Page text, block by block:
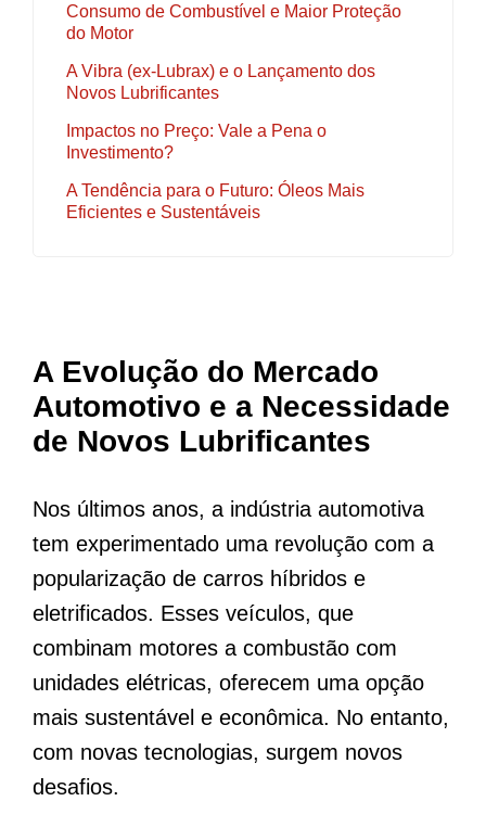
Consumo de Combustível e Maior Proteção
do Motor
A Vibra (ex-Lubrax) e o Lançamento dos
Novos Lubrificantes
Impactos no Preço: Vale a Pena o
Investimento?
A Tendência para o Futuro: Óleos Mais
Eficientes e Sustentáveis
A Evolução do Mercado
Automotivo e a Necessidade
de Novos Lubrificantes
Nos últimos anos, a indústria automotiva
tem experimentado uma revolução com a
popularização de carros híbridos e
eletrificados. Esses veículos, que
combinam motores a combustão com
unidades elétricas, oferecem uma opção
mais sustentável e econômica. No entanto,
com novas tecnologias, surgem novos
desafios.